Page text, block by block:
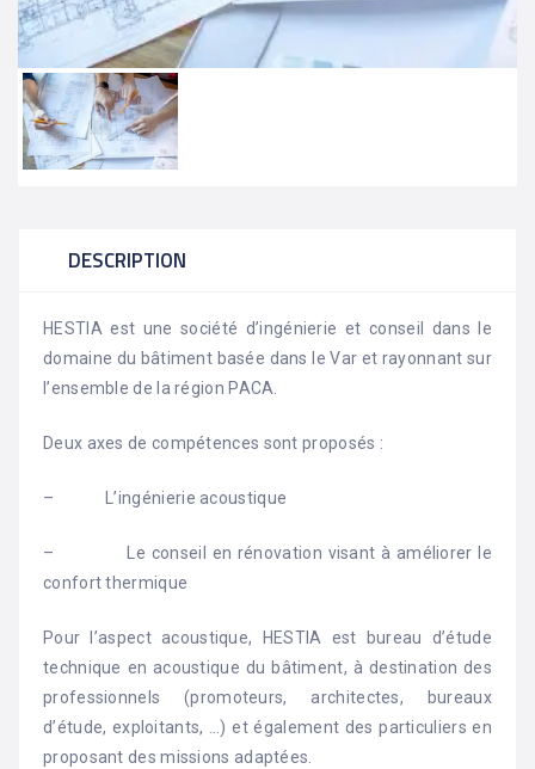
DESCRIPTION
HESTIA est une société d’ingénierie et conseil dans le
domaine du bâtiment basée dans le Var et rayonnant sur
l’ensemble de la région PACA.
Deux axes de compétences sont proposés :
– L’ingénierie acoustique
– Le conseil en rénovation visant à améliorer le
confort thermique
Pour l’aspect acoustique, HESTIA est bureau d’étude
technique en acoustique du bâtiment, à destination des
professionnels (promoteurs, architectes, bureaux
d’étude, exploitants, …) et également des particuliers en
proposant des missions adaptées.